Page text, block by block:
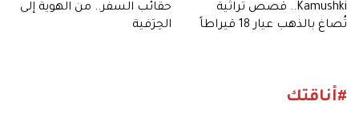
Kamushki.. قصص تراثية
تُصاغ بالذهب عيار 18 قيراطاً
حقائب السفر.. من الهوية إلى
الحِرَفية
#أناقتك